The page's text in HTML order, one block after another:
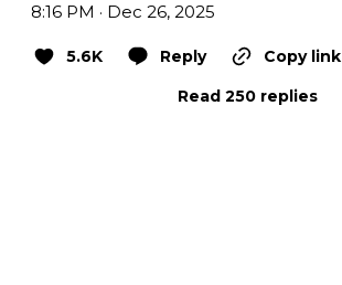
8:16 PM · Dec 26, 2025
5.6K Reply
Copy link
Read 250 replies